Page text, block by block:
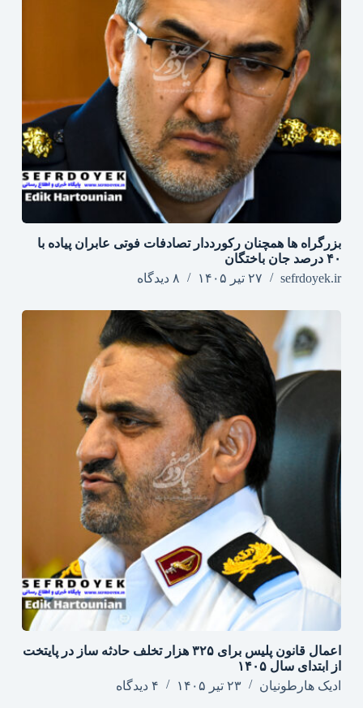
بزرگراه‌ ها همچنان رکورددار تصادفات فوتی عابران پیاده با
۴۰ درصد جان‌ باختگان
sefrdoyek.ir
۲۷ تیر ۱۴۰۵ ۸ دیدگاه
اعمال قانون پلیس برای ۳۲۵ هزار تخلف حادثه ساز در پایتخت
از ابتدای سال ۱۴۰۵
ادیک هارطونیان
۲۳ تیر ۱۴۰۵ ۴ دیدگاه